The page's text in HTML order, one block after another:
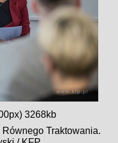
3268kb
Traktowania.